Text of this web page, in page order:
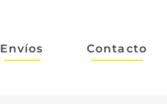
Envíos Contacto